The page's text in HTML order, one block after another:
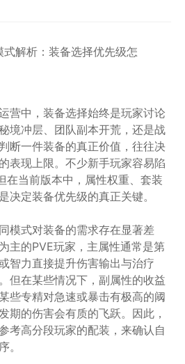
营中，装备选择始终是玩家讨论
境冲层、团队副本开荒，还是战
断一件装备的真正价值，往往决
表现上限。不少新手玩家容易陷
在当前版本中，属性权重、套装
决定装备优先级的真正关键。
模式对装备的需求存在显著差
主的PVE玩家，主属性通常是第
智力直接提升伤害输出与治疗
但在某些情况下，副属性的收益
些专精对急速或暴击有极高的阈
期的伤害会有质的飞跃。因此，
考高分段玩家的配装，来确认自
。